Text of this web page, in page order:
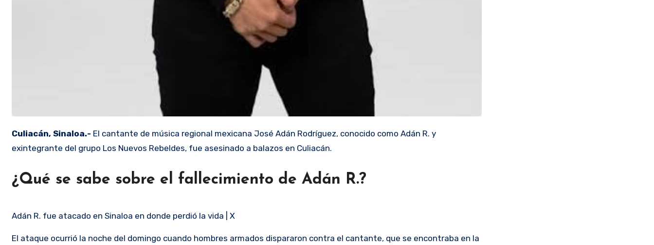
Culiacán, Sinaloa.- El cantante de música regional mexicana José Adán Rodríguez, conocido como Adán R. y
exintegrante del grupo Los Nuevos Rebeldes, fue asesinado a balazos en Culiacán.
¿Qué se sabe sobre el fallecimiento de Adán R.?
Adán R. fue atacado en Sinaloa en donde perdió la vida | X
El ataque ocurrió la noche del domingo cuando hombres armados dispararon contra el cantante, que se encontraba en la